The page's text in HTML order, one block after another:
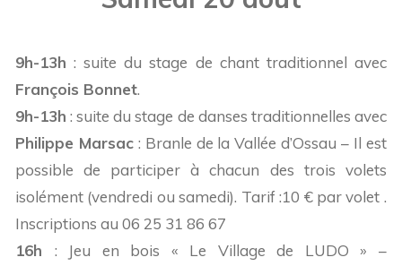
9h-13h : suite du stage de chant traditionnel avec
François Bonnet.
9h-13h : suite du stage de danses traditionnelles avec
Philippe Marsac: Branle de la Vallée d’Ossau – Il est
possible de participer à chacun des trois volets
isolément (vendredi ou samedi). Tarif :10 € par volet .
Inscriptions au 06 25 31 86 67
16h : Jeu en bois « Le Village de LUDO » –